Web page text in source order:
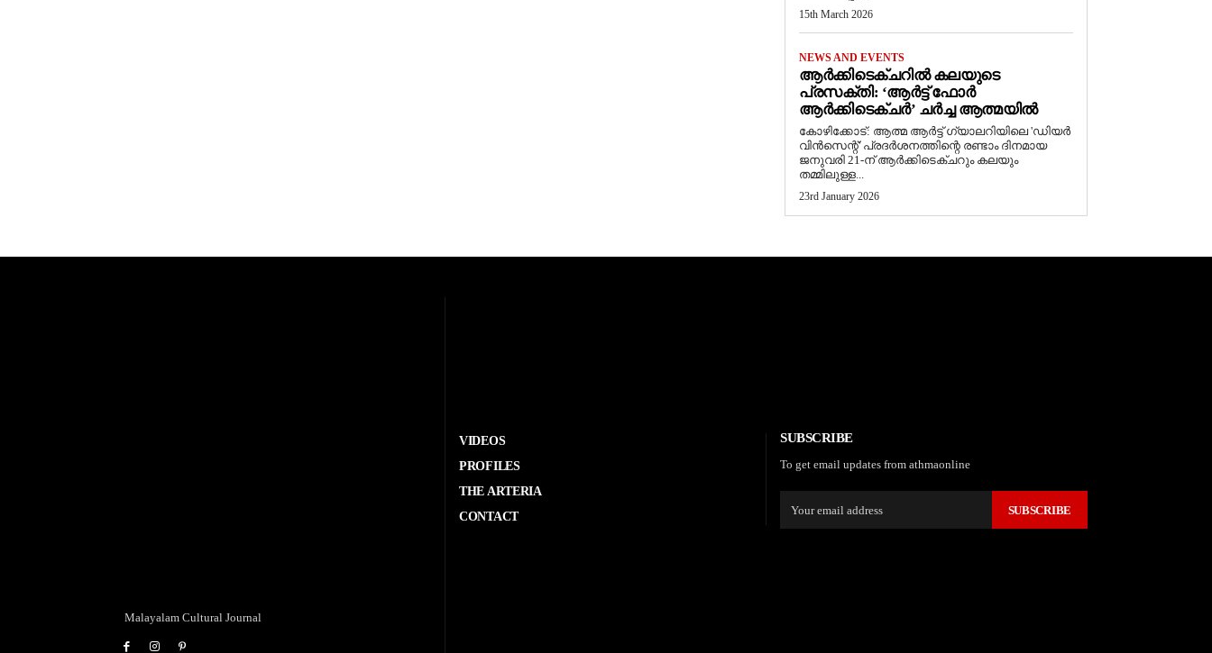
15th March 2026
NEWS AND EVENTS
ആർക്കിടെക്ചറിൽ കലയുടെ
പ്രസക്തി: ‘ആർട്ട് ഫോർ
ആർക്കിടെക്ചർ’ ചർച്ച ആത്മയിൽ
​കോഴിക്കോട്: ആത്മ ആർട്ട് ഗ്യാലറിയിലെ 'ഡിയർ
വിൻസെന്റ്' പ്രദർശനത്തിന്റെ രണ്ടാം ദിനമായ
ജനുവരി 21-ന് ആർക്കിടെക്ചറും കലയും
തമ്മിലുള്ള...
23rd January 2026
Malayalam Cultural Journal
VIDEOS
PROFILES
THE ARTERIA
CONTACT
SUBSCRIBE
To get email updates from athmaonline
SUBSCRIBE